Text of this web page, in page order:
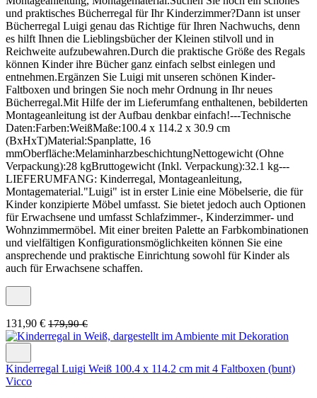
und praktisches Bücherregal für Ihr Kinderzimmer?Dann ist unser
Bücherregal Luigi genau das Richtige für Ihren Nachwuchs, denn
es hilft Ihnen die Lieblingsbücher der Kleinen stilvoll und in
Reichweite aufzubewahren.Durch die praktische Größe des Regals
können Kinder ihre Bücher ganz einfach selbst einlegen und
entnehmen.Ergänzen Sie Luigi mit unseren schönen Kinder-
Faltboxen und bringen Sie noch mehr Ordnung in Ihr neues
Bücherregal.Mit Hilfe der im Lieferumfang enthaltenen, bebilderten
Montageanleitung ist der Aufbau denkbar einfach!---Technische
Daten:Farben:WeißMaße:100.4 x 114.2 x 30.9 cm
(BxHxT)Material:Spanplatte, 16
mmOberfläche:MelaminharzbeschichtungNettogewicht (Ohne
Verpackung):28 kgBruttogewicht (Inkl. Verpackung):32.1 kg---
LIEFERUMFANG: Kinderregal, Montageanleitung,
Montagematerial."Luigi" ist in erster Linie eine Möbelserie, die für
Kinder konzipierte Möbel umfasst. Sie bietet jedoch auch Optionen
für Erwachsene und umfasst Schlafzimmer-, Kinderzimmer- und
Wohnzimmermöbel. Mit einer breiten Palette an Farbkombinationen
und vielfältigen Konfigurationsmöglichkeiten können Sie eine
ansprechende und praktische Einrichtung sowohl für Kinder als
auch für Erwachsene schaffen.
131,90 € 179,90 €
Kinderregal Luigi Weiß 100.4 x 114.2 cm mit 4 Faltboxen (bunt)
Vicco